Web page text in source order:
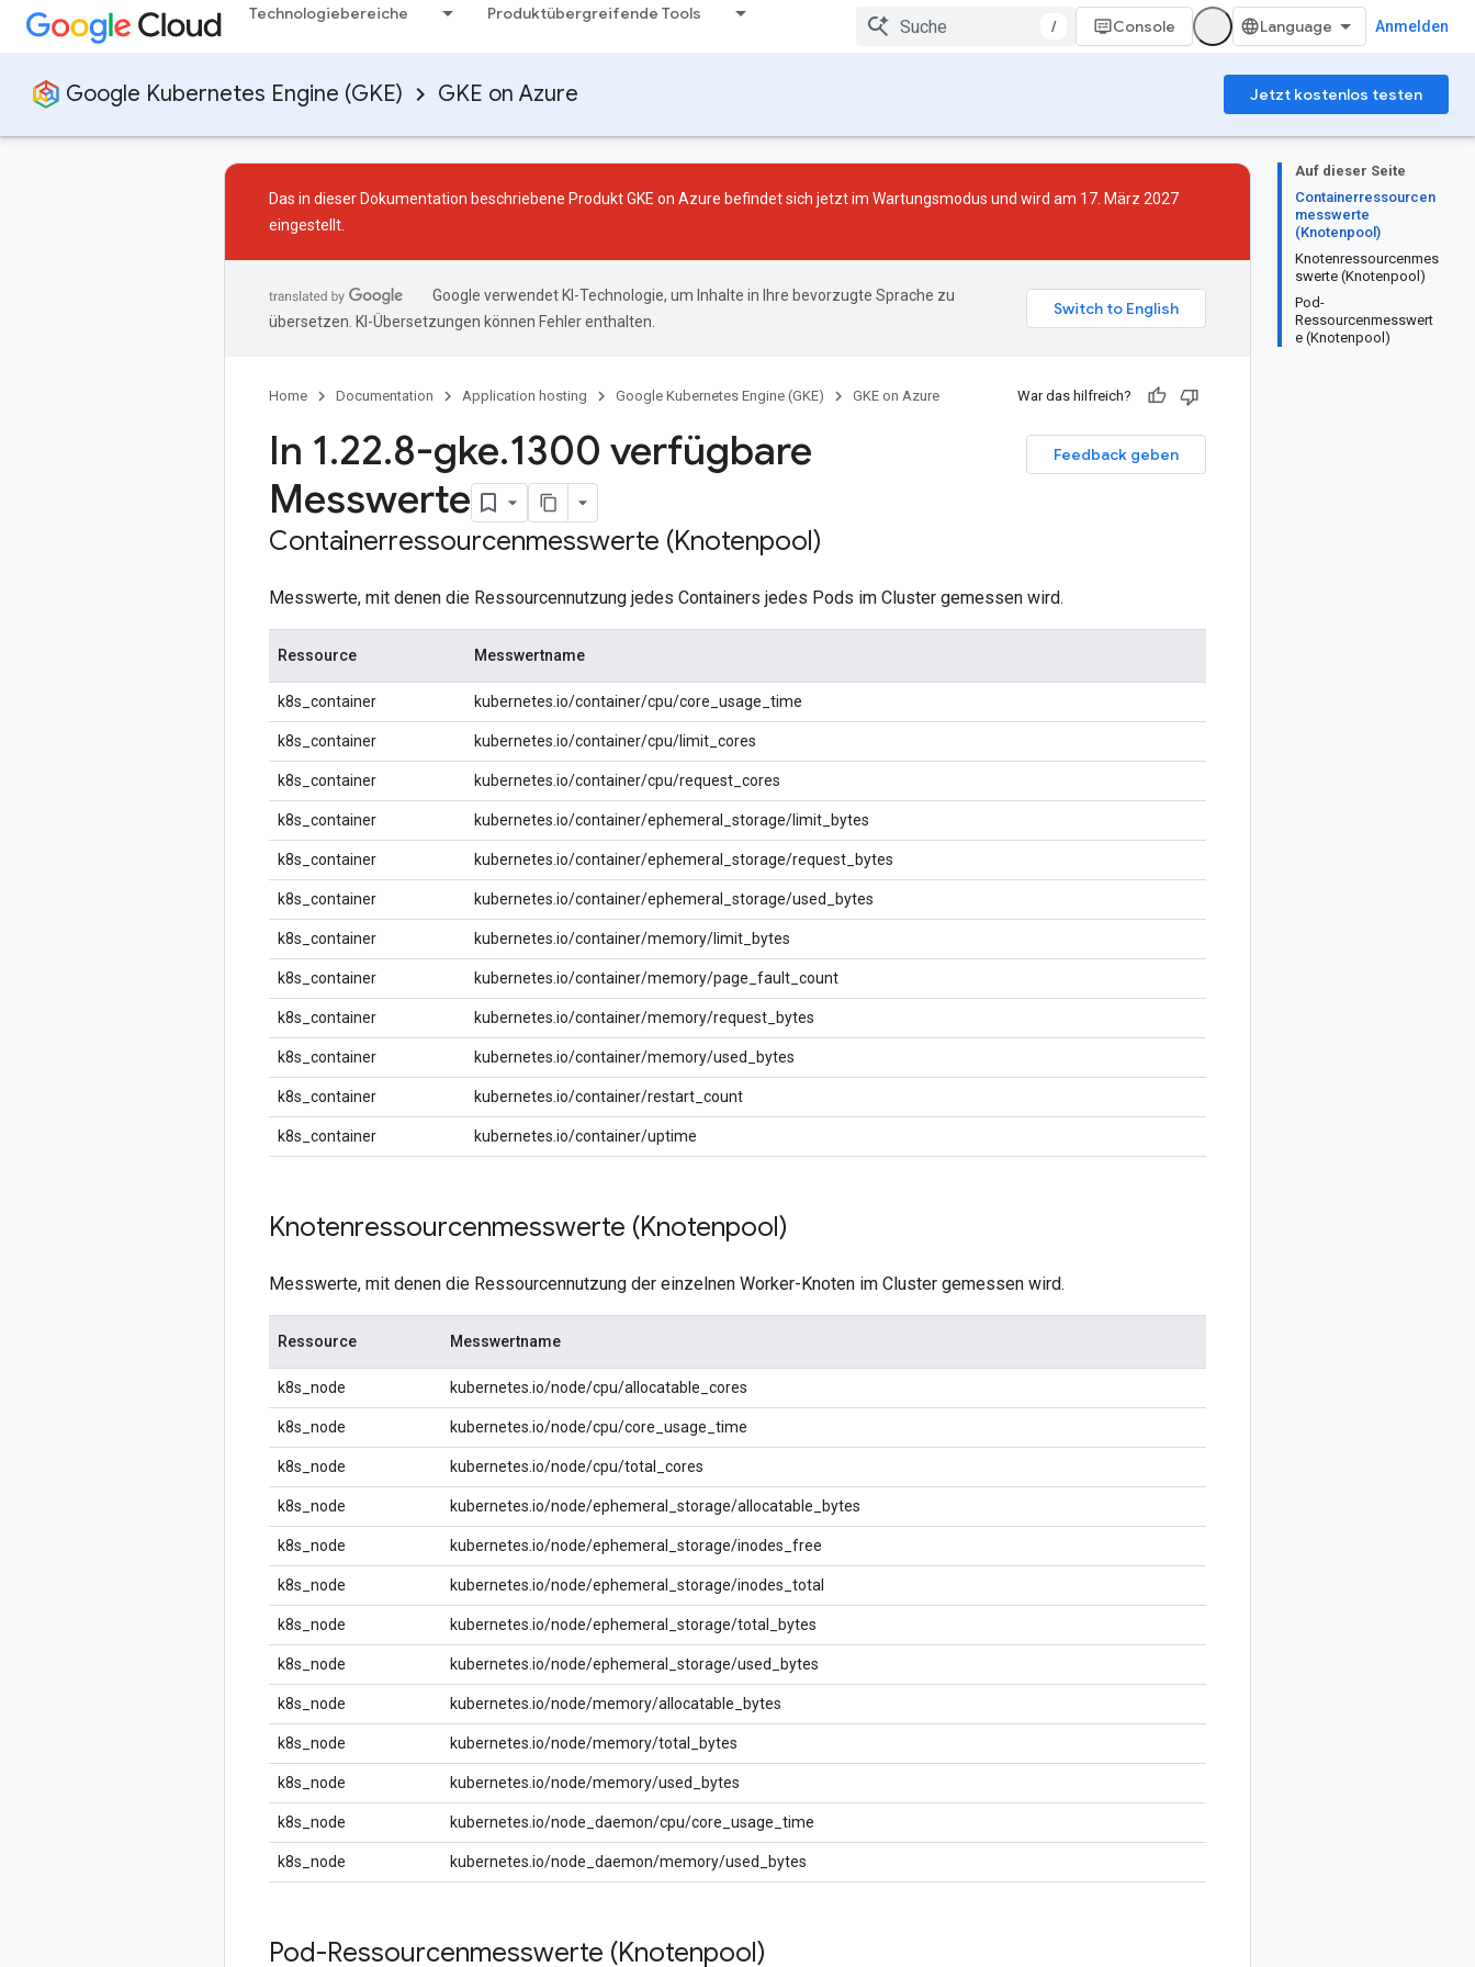
Technologiebereiche Produktübergreifende Tools
/ Console Anmelden
Google Kubernetes Engine (GKE) GKE on Azure Jetzt kostenlos testen
Auf dieser Seite
Containerressourcen
messwerte
(Knotenpool)
Knotenressourcenmes
swerte (Knotenpool)
Pod-
Ressourcenmesswert
e (Knotenpool)
Das in dieser Dokumentation beschriebene Produkt GKE on Azure befindet sich jetzt im Wartungsmodus und wird am 17. März 2027
eingestellt.
Google verwendet KI-Technologie, um Inhalte in Ihre bevorzugte Sprache zu
übersetzen. KI-Übersetzungen können Fehler enthalten.
Home Documentation Application hosting Google Kubernetes Engine (GKE) GKE on Azure War das hilfreich?
Feedback geben
In 1.22.8-gke.1300 verfügbare
Messwerte
Containerressourcenmesswerte (Knotenpool)
Messwerte, mit denen die Ressourcennutzung jedes Containers jedes Pods im Cluster gemessen wird.
Ressource Messwertname
k8s_container kubernetes.io/container/cpu/core_usage_time
k8s_container kubernetes.io/container/cpu/limit_cores
k8s_container kubernetes.io/container/cpu/request_cores
k8s_container kubernetes.io/container/ephemeral_storage/limit_bytes
k8s_container kubernetes.io/container/ephemeral_storage/request_bytes
k8s_container kubernetes.io/container/ephemeral_storage/used_bytes
k8s_container kubernetes.io/container/memory/limit_bytes
k8s_container kubernetes.io/container/memory/page_fault_count
k8s_container kubernetes.io/container/memory/request_bytes
k8s_container kubernetes.io/container/memory/used_bytes
k8s_container kubernetes.io/container/restart_count
k8s_container kubernetes.io/container/uptime
Knotenressourcenmesswerte (Knotenpool)
Messwerte, mit denen die Ressourcennutzung der einzelnen Worker-Knoten im Cluster gemessen wird.
Ressource Messwertname
k8s_node kubernetes.io/node/cpu/allocatable_cores
k8s_node kubernetes.io/node/cpu/core_usage_time
k8s_node kubernetes.io/node/cpu/total_cores
k8s_node kubernetes.io/node/ephemeral_storage/allocatable_bytes
k8s_node kubernetes.io/node/ephemeral_storage/inodes_free
k8s_node kubernetes.io/node/ephemeral_storage/inodes_total
k8s_node kubernetes.io/node/ephemeral_storage/total_bytes
k8s_node kubernetes.io/node/ephemeral_storage/used_bytes
k8s_node kubernetes.io/node/memory/allocatable_bytes
k8s_node kubernetes.io/node/memory/total_bytes
k8s_node kubernetes.io/node/memory/used_bytes
k8s_node kubernetes.io/node_daemon/cpu/core_usage_time
k8s_node kubernetes.io/node_daemon/memory/used_bytes
Pod-Ressourcenmesswerte (Knotenpool)